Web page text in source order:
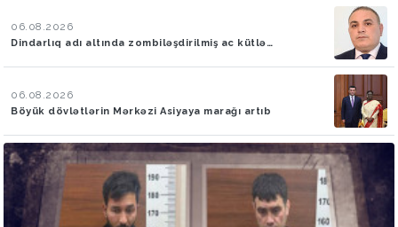
06.08.2026
Dindarlıq adı altında zombiləşdirilmiş ac kütlə…
06.08.2026
Böyük dövlətlərin Mərkəzi Asiyaya marağı artıb